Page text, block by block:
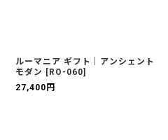
ルーマニア ギフト｜アンシェント
モダン
[ RO-060]
27,400 円